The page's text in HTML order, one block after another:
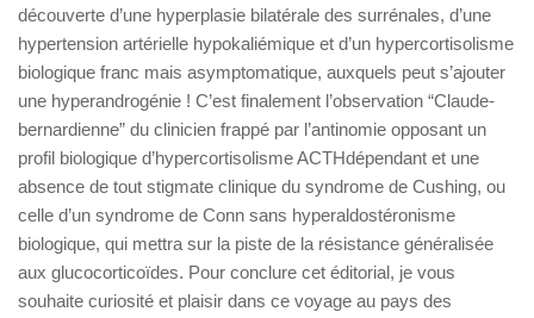
découverte d’une hyperplasie bilatérale des surrénales, d’une
hypertension artérielle hypokaliémique et d’un hypercortisolisme
biologique franc mais asymptomatique, auxquels peut s’ajouter
une hyperandrogénie ! C’est finalement l’observation “Claude-
bernardienne” du clinicien frappé par l’antinomie opposant un
profil biologique d’hypercortisolisme ACTHdépendant et une
absence de tout stigmate clinique du syndrome de Cushing, ou
celle d’un syndrome de Conn sans hyperaldostéronisme
biologique, qui mettra sur la piste de la résistance généralisée
aux glucocorticoïdes. Pour conclure cet éditorial, je vous
souhaite curiosité et plaisir dans ce voyage au pays des